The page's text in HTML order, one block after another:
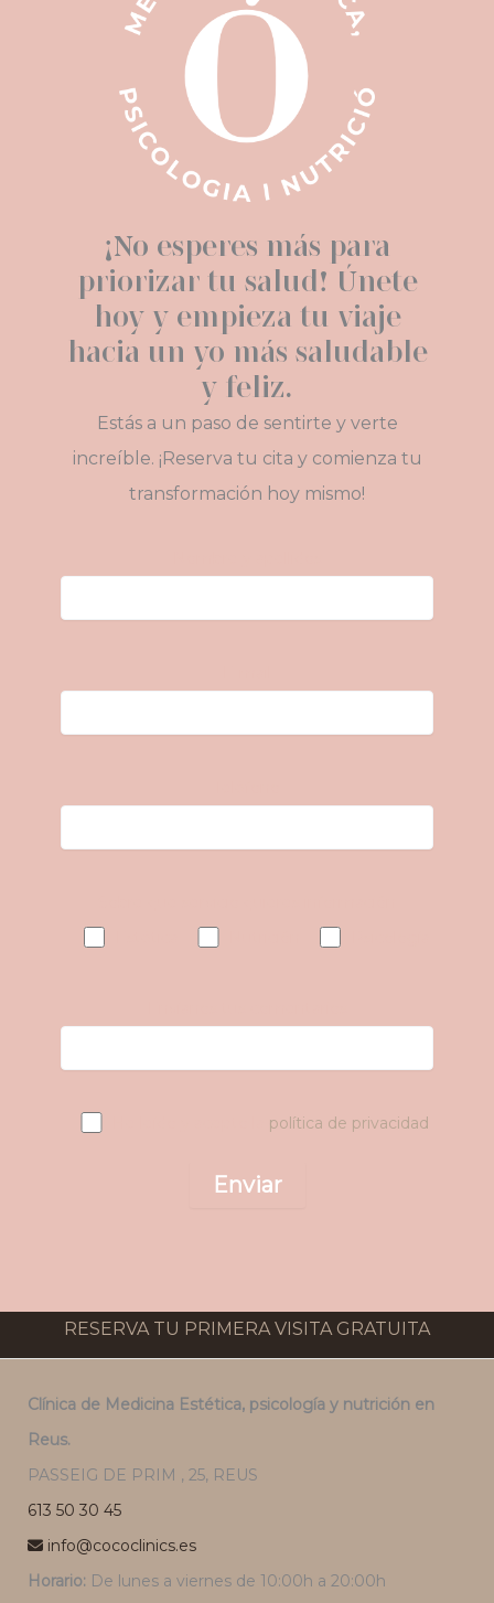
¡No esperes más para
priorizar tu salud! Únete
hoy y empieza tu viaje
hacia un yo más saludable
y feliz.
Estás a un paso de sentirte y verte
increíble. ¡Reserva tu cita y comienza tu
transformación hoy mismo!
política de privacidad
RESERVA TU PRIMERA VISITA GRATUITA
Clínica de Medicina Estética, psicología y nutrición en
Reus.
PASSEIG DE PRIM , 25, REUS
613 50 30 45
info@cococlinics.es
Horario: De lunes a viernes de 10:00h a 20:00h